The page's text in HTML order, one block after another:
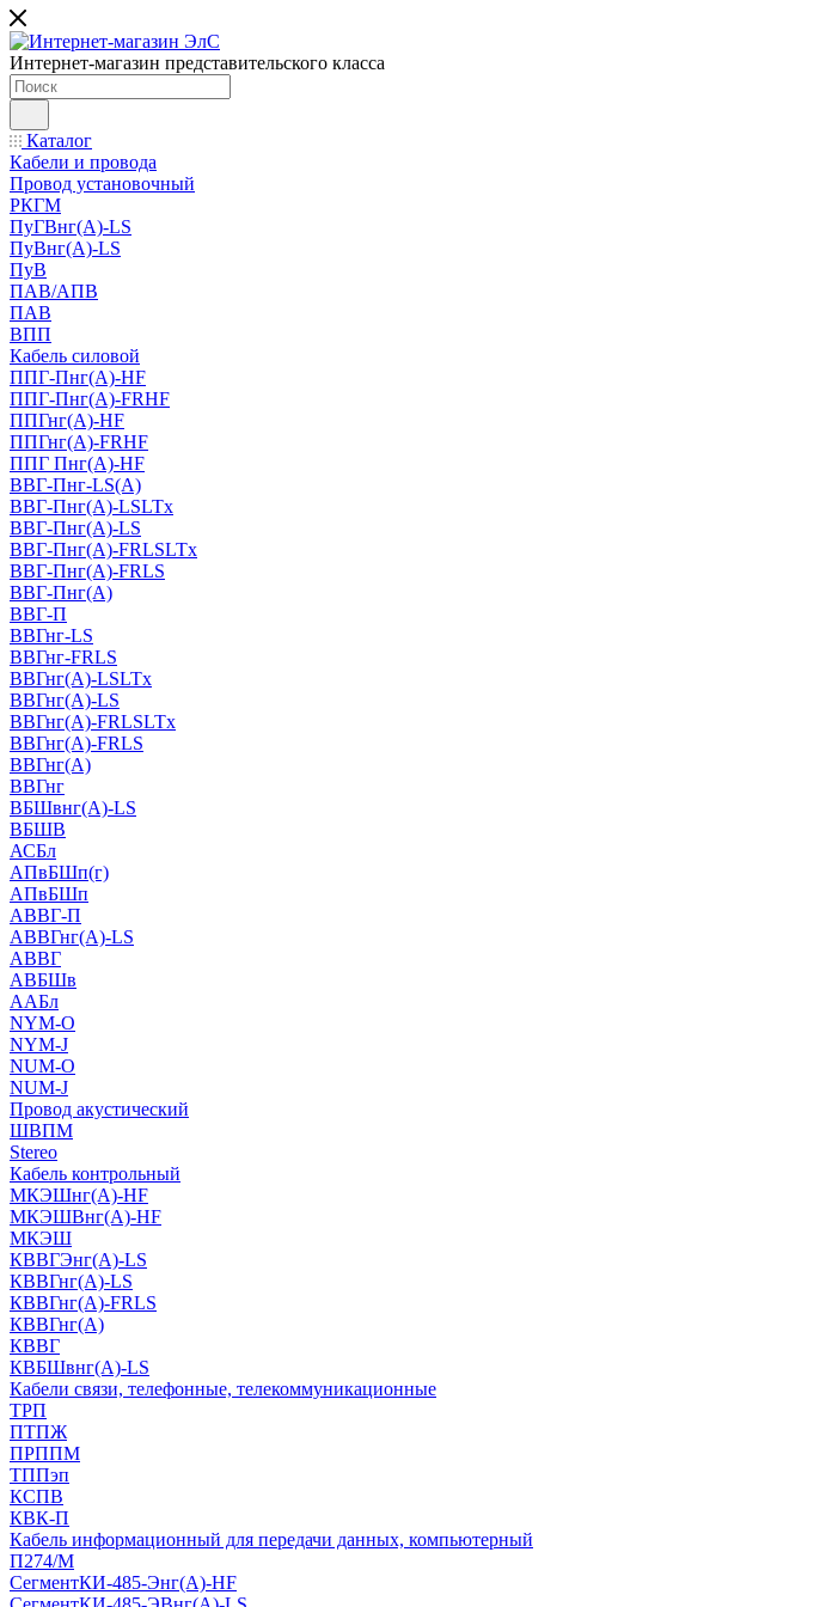
Интернет-магазин представительского класса
Каталог
Кабели и провода
Провод установочный
РКГМ
ПуГВнг(А)-LS
ПуВнг(А)-LS
ПуВ
ПАВ/АПВ
ПАВ
ВПП
Кабель силовой
ППГ-Пнг(А)-HF
ППГ-Пнг(А)-FRHF
ППГнг(А)-HF
ППГнг(А)-FRHF
ППГ Пнг(А)-HF
ВВГ-Пнг-LS(А)
ВВГ-Пнг(А)-LSLTx
ВВГ-Пнг(А)-LS
ВВГ-Пнг(А)-FRLSLTx
ВВГ-Пнг(А)-FRLS
ВВГ-Пнг(А)
ВВГ-П
ВВГнг-LS
ВВГнг-FRLS
ВВГнг(А)-LSLTx
ВВГнг(А)-LS
ВВГнг(А)-FRLSLTx
ВВГнг(А)-FRLS
ВВГнг(А)
ВВГнг
ВБШвнг(А)-LS
ВБШВ
АСБл
АПвБШп(г)
АПвБШп
АВВГ-П
АВВГнг(А)-LS
АВВГ
АВБШв
ААБл
NYM-O
NYM-J
NUM-О
NUM-J
Провод акустический
ШВПМ
Stereo
Кабель контрольный
МКЭШнг(A)-HF
МКЭШВнг(А)-HF
МКЭШ
КВВГЭнг(А)-LS
КВВГнг(А)-LS
КВВГнг(А)-FRLS
КВВГнг(А)
КВВГ
КВБШвнг(А)-LS
Кабели связи, телефонные, телекоммуникационные
ТРП
ПТПЖ
ПРППМ
ТППэп
КСПВ
КВК-П
Кабель информационный для передачи данных, компьютерный
П274/М
СегментКИ-485-Энг(А)-HF